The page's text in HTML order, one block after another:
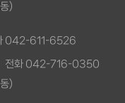
)
042-611-6526
전화 042-716-0350
)